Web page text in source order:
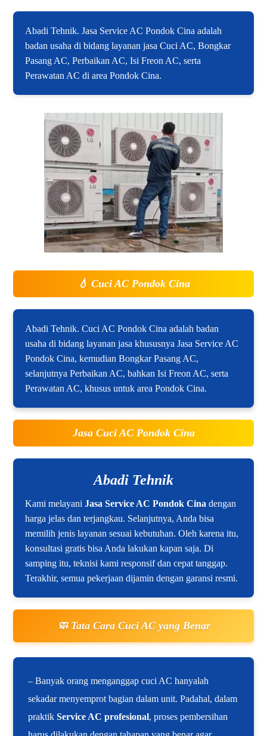
Abadi Tehnik. Jasa Service AC Pondok Cina adalah
badan usaha di bidang layanan jasa Cuci AC, Bongkar
Pasang AC, Perbaikan AC, Isi Freon AC, serta
Perawatan AC di area Pondok Cina.
💧 Cuci AC Pondok Cina
Abadi Tehnik. Cuci AC Pondok Cina adalah badan
usaha di bidang layanan jasa khususnya Jasa Service AC
Pondok Cina, kemudian Bongkar Pasang AC,
selanjutnya Perbaikan AC, bahkan Isi Freon AC, serta
Perawatan AC, khusus untuk area Pondok Cina.
Jasa Cuci AC Pondok Cina
Abadi Tehnik
Kami melayaniJasa Service AC Pondok Cina dengan
harga jelas dan terjangkau. Selanjutnya, Anda bisa
memilih jenis layanan sesuai kebutuhan. Oleh karena itu,
konsultasi gratis bisa Anda lakukan kapan saja. Di
samping itu, teknisi kami responsif dan cepat tanggap.
Terakhir, semua pekerjaan dijamin dengan garansi resmi.
🧼 Tata Cara Cuci AC yang Benar
– Banyak orang menganggap cuci AC hanyalah
sekadar menyemprot bagian dalam unit. Padahal, dalam
praktikService AC profesional, proses pembersihan